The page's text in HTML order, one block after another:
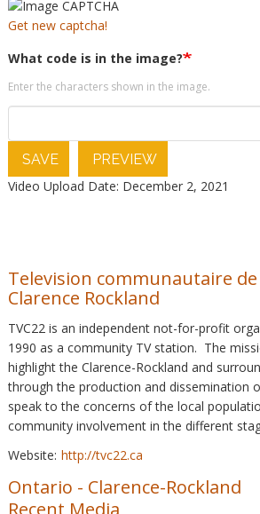
Get new captcha!
What code is in the image?
Enter the characters shown in the image.
SAVE
PREVIEW
Video Upload Date: December 2, 2021
Television communautaire de
Clarence Rockland
TVC22 is an independent not-for-profit
1990 as a community TV station. The
highlight the Clarence-Rockland and
through the production and dissemination
speak to the concerns of the local
community involvement in the different
Website: http://tvc22.ca
Ontario - Clarence-Rockland